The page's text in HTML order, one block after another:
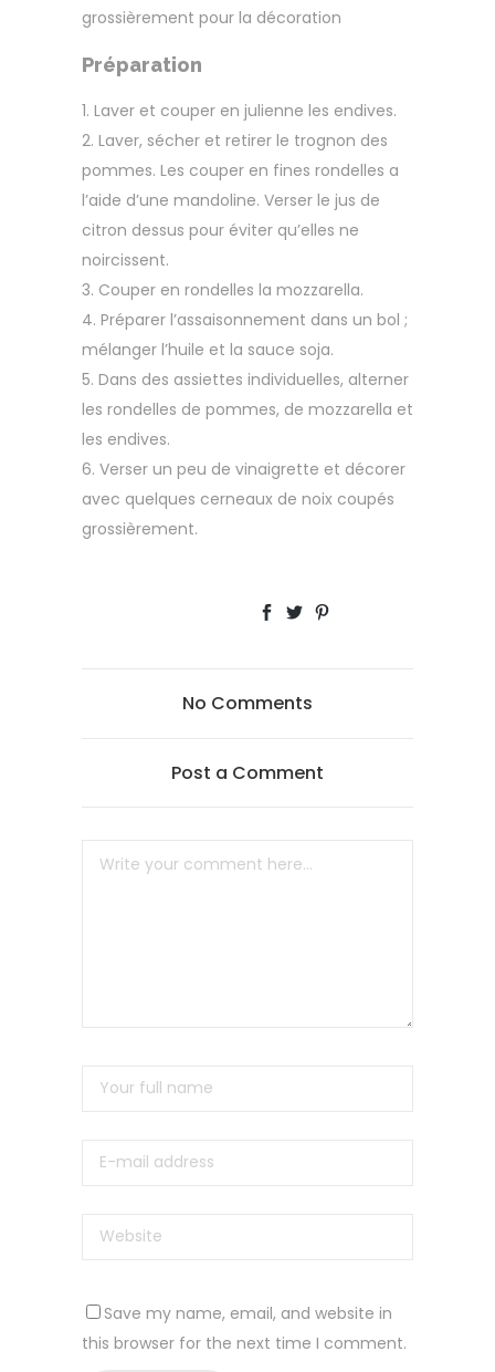
grossièrement pour la décoration
Préparation
Laver et couper en julienne les endives.
Laver, sécher et retirer le trognon des
pommes. Les couper en fines rondelles a
l’aide d’une mandoline. Verser le jus de
citron dessus pour éviter qu’elles ne
noircissent.
Couper en rondelles la mozzarella.
Préparer l’assaisonnement dans un bol ;
mélanger l’huile et la sauce soja.
Dans des assiettes individuelles, alterner
les rondelles de pommes, de mozzarella et
les endives.
Verser un peu de vinaigrette et décorer
avec quelques cerneaux de noix coupés
grossièrement.
No Comments
Post a Comment
Save my name, email, and website in
this browser for the next time I comment.